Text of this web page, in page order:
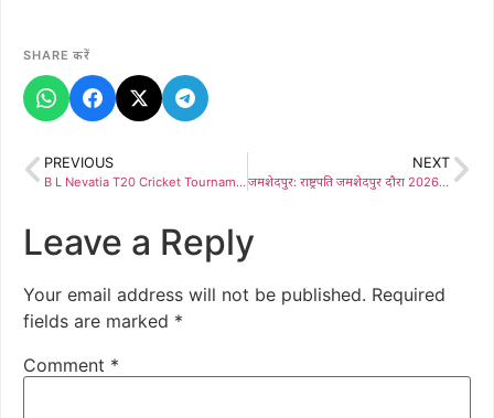
SHARE करें
PREVIOUS
B L Nevatia T20 Cricket Tournament 2025-26 में फेनेटिक क्लब की शानदार जीत
NEXT
जमशेदपुर: राष्ट्रपति जमशेदपुर दौरा 2026: ऐतिहासिक क्षण की तैयारी पूरी
Leave a Reply
Your email address will not be published. Required
fields are marked *
Comment *